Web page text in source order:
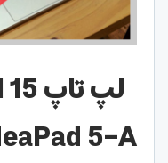
لپ تاپ 15 اینچی لنوو مدل
5-A